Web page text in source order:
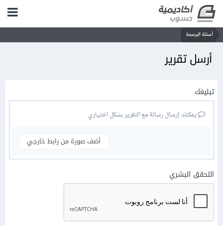
أسئلة البرمجة
أرسل تقرير
تبليغك
يمكنك إرسال رسالة مع التقرير بشكل اختياري
أضف صورة من رابط خارجي
التحقق البشري